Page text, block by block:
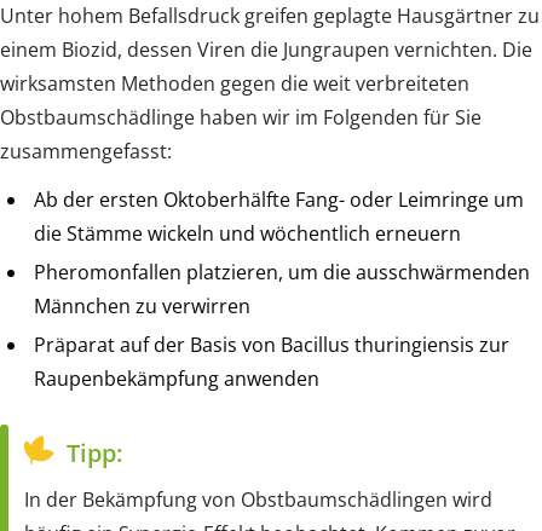
Unter hohem Befallsdruck greifen geplagte Hausgärtner zu
einem Biozid, dessen Viren die Jungraupen vernichten. Die
wirksamsten Methoden gegen die weit verbreiteten
Obstbaumschädlinge haben wir im Folgenden für Sie
zusammengefasst:
Ab der ersten Oktoberhälfte Fang- oder Leimringe um
die Stämme wickeln und wöchentlich erneuern
Pheromonfallen platzieren, um die ausschwärmenden
Männchen zu verwirren
Präparat auf der Basis von Bacillus thuringiensis zur
Raupenbekämpfung anwenden
Tipp:
In der Bekämpfung von Obstbaumschädlingen wird